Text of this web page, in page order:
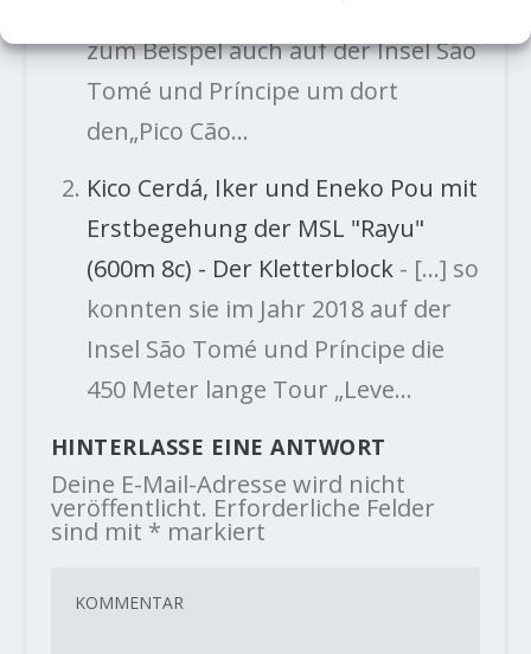
zum Beispel auch auf der Insel São
Tomé und Príncipe um dort
den„Pico Cão…
Kico Cerdá, Iker und Eneko Pou mit
Erstbegehung der MSL "Rayu"
(600m 8c) - Der Kletterblock- […] so
konnten sie im Jahr 2018 auf der
Insel São Tomé und Príncipe die
450 Meter lange Tour „Leve…
HINTERLASSE EINE ANTWORT
Deine E-Mail-Adresse wird nicht
veröffentlicht. Erforderliche Felder
sind mit * markiert